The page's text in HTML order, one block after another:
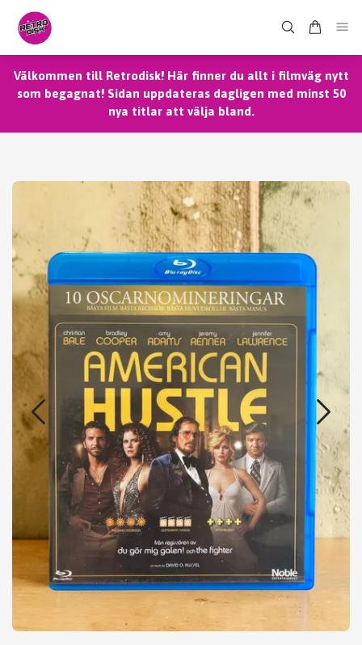
Välkommen till Retrodisk! Här finner du allt i filmväg nytt
som begagnat! Sidan uppdateras dagligen med minst 50
nya titlar att välja bland.